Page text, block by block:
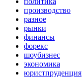
производство
разное
рынки
финансы
форекс
шоубизнес
экономика
юристпруденция